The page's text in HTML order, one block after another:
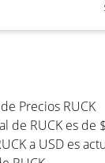
Precios RUCK
de RUCK es de
a USD es